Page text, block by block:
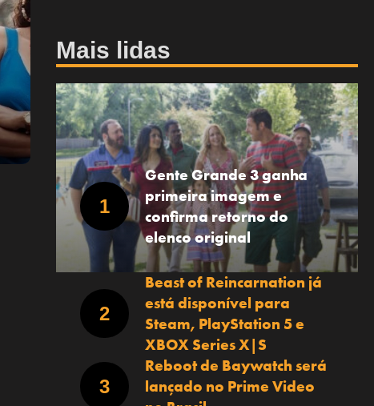
Mais lidas
Gente Grande 3 ganha
primeira imagem e
confirma retorno do
elenco original
Beast of Reincarnation já
está disponível para
Steam, PlayStation 5 e
XBOX Series X|S
Reboot de Baywatch será
lançado no Prime Video